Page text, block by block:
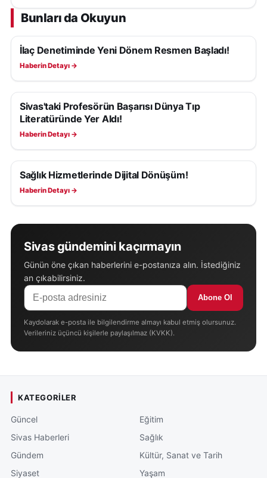
Bunları da Okuyun
SAĞLIK
İlaç Denetiminde Yeni Dönem Resmen Başladı!
Haberin Detayı →
SAĞLIK
Sivas'taki Profesörün Başarısı Dünya Tıp
Literatüründe Yer Aldı!
Haberin Detayı →
SAĞLIK
Sağlık Hizmetlerinde Dijital Dönüşüm!
Haberin Detayı →
Sivas gündemini kaçırmayın
Günün öne çıkan haberlerini e-postanıza alın. İstediğiniz
an çıkabilirsiniz.
Abone Ol
Kaydolarak e-posta ile bilgilendirme almayı kabul etmiş olursunuz.
Verileriniz üçüncü kişilerle paylaşılmaz (KVKK).
KATEGORILER
Güncel
Sivas Haberleri
Gündem
Siyaset
Eğitim
Sağlık
Kültür, Sanat ve Tarih
Yaşam